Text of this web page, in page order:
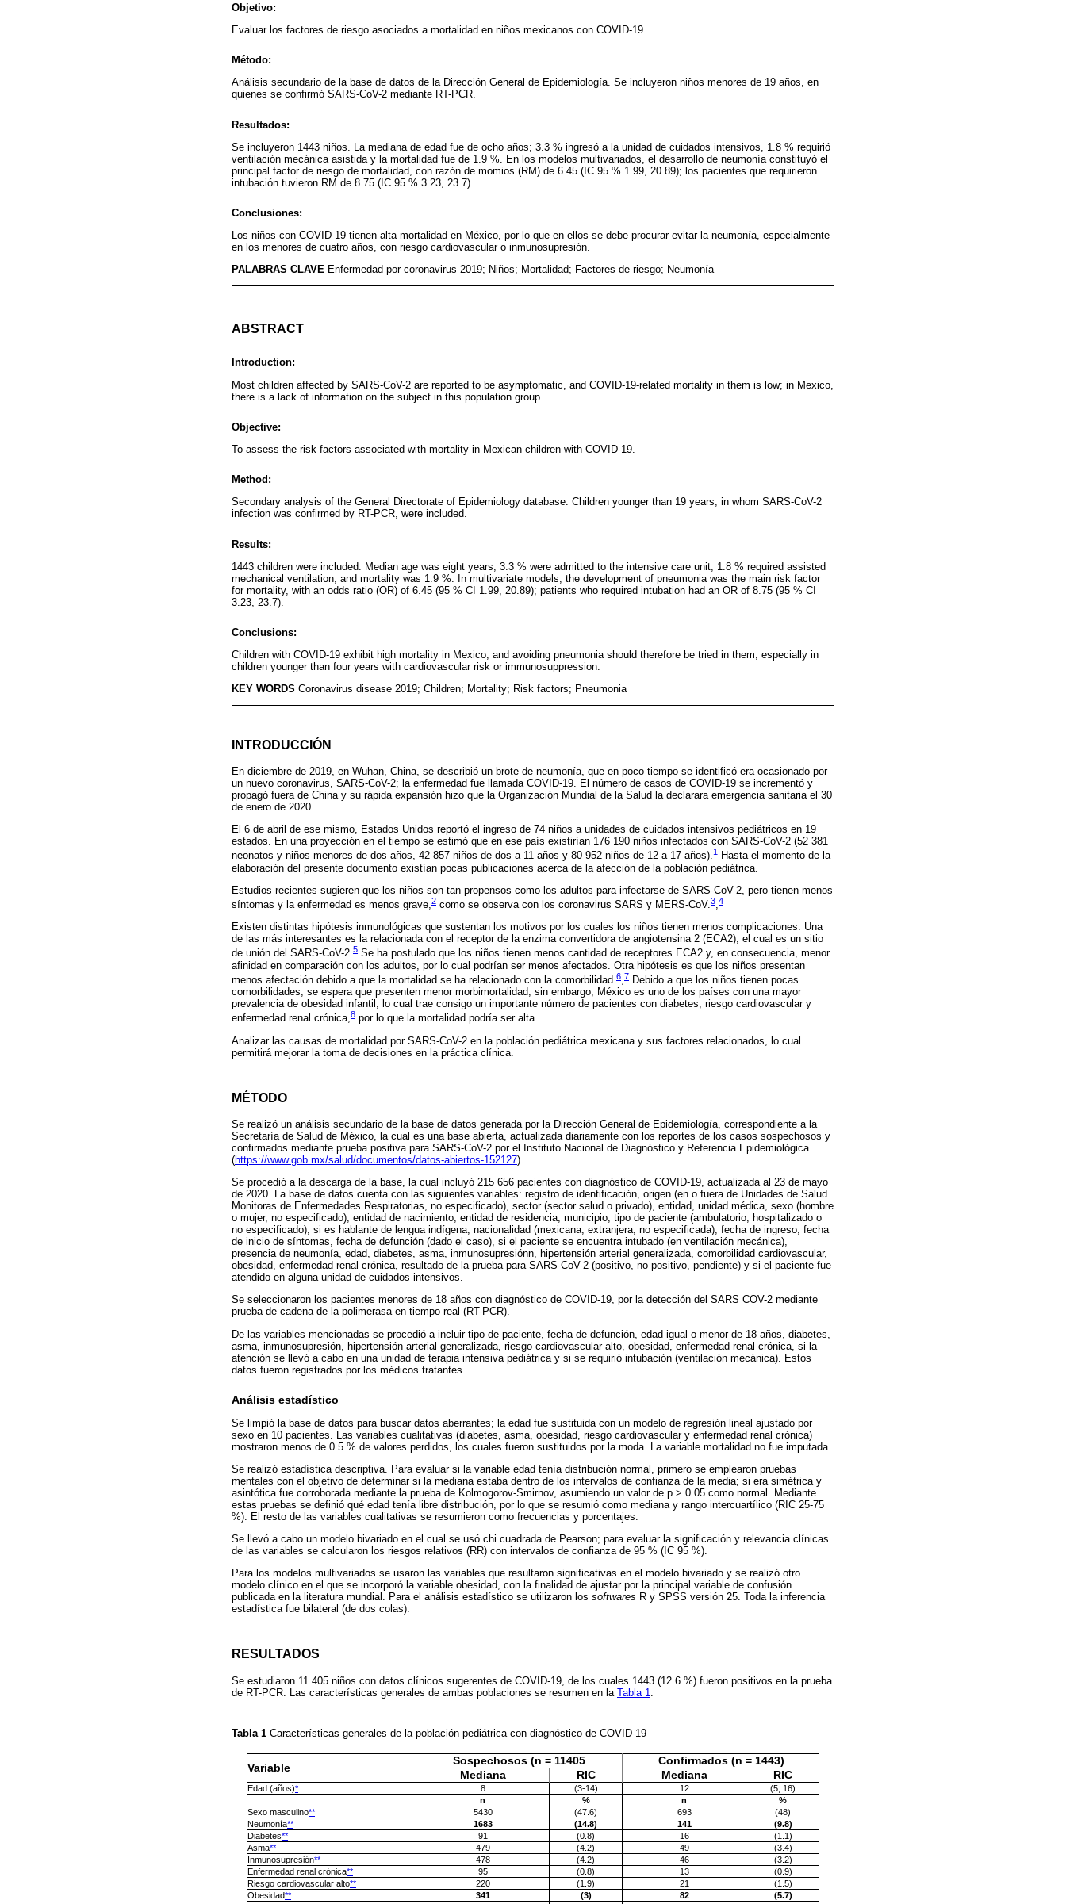
Objetivo:
Evaluar los factores de riesgo asociados a mortalidad en niños mexicanos con COVID-19.
Método:
Análisis secundario de la base de datos de la Dirección General de Epidemiología. Se incluyeron niños menores de 19 años, en
quienes se confirmó SARS-CoV-2 mediante RT-PCR.
Resultados:
Se incluyeron 1443 niños. La mediana de edad fue de ocho años; 3.3 % ingresó a la unidad de cuidados intensivos, 1.8 % requirió
ventilación mecánica asistida y la mortalidad fue de 1.9 %. En los modelos multivariados, el desarrollo de neumonía constituyó el
principal factor de riesgo de mortalidad, con razón de momios (RM) de 6.45 (IC 95 % 1.99, 20.89); los pacientes que requirieron
intubación tuvieron RM de 8.75 (IC 95 % 3.23, 23.7).
Conclusiones:
Los niños con COVID 19 tienen alta mortalidad en México, por lo que en ellos se debe procurar evitar la neumonía, especialmente
en los menores de cuatro años, con riesgo cardiovascular o inmunosupresión.
PALABRAS CLAVE Enfermedad por coronavirus 2019; Niños; Mortalidad; Factores de riesgo; Neumonía
ABSTRACT
Introduction:
Most children affected by SARS-CoV-2 are reported to be asymptomatic, and COVID-19-related mortality in them is low; in Mexico,
there is a lack of information on the subject in this population group.
Objective:
To assess the risk factors associated with mortality in Mexican children with COVID-19.
Method:
Secondary analysis of the General Directorate of Epidemiology database. Children younger than 19 years, in whom SARS-CoV-2
infection was confirmed by RT-PCR, were included.
Results:
1443 children were included. Median age was eight years; 3.3 % were admitted to the intensive care unit, 1.8 % required assisted
mechanical ventilation, and mortality was 1.9 %. In multivariate models, the development of pneumonia was the main risk factor
for mortality, with an odds ratio (OR) of 6.45 (95 % CI 1.99, 20.89); patients who required intubation had an OR of 8.75 (95 % CI
3.23, 23.7).
Conclusions:
Children with COVID-19 exhibit high mortality in Mexico, and avoiding pneumonia should therefore be tried in them, especially in
children younger than four years with cardiovascular risk or immunosuppression.
KEY WORDS Coronavirus disease 2019; Children; Mortality; Risk factors; Pneumonia
INTRODUCCIÓN
En diciembre de 2019, en Wuhan, China, se describió un brote de neumonía, que en poco tiempo se identificó era ocasionado por
un nuevo coronavirus, SARS-CoV-2; la enfermedad fue llamada COVID-19. El número de casos de COVID-19 se incrementó y
propagó fuera de China y su rápida expansión hizo que la Organización Mundial de la Salud la declarara emergencia sanitaria el 30
de enero de 2020.
El 6 de abril de ese mismo, Estados Unidos reportó el ingreso de 74 niños a unidades de cuidados intensivos pediátricos en 19
estados. En una proyección en el tiempo se estimó que en ese país existirían 176 190 niños infectados con SARS-CoV-2 (52 381
neonatos y niños menores de dos años, 42 857 niños de dos a 11 años y 80 952 niños de 12 a 17 años).1
Hasta el momento de la
elaboración del presente documento existían pocas publicaciones acerca de la afección de la población pediátrica.
Estudios recientes sugieren que los niños son tan propensos como los adultos para infectarse de SARS-CoV-2, pero tienen menos
síntomas y la enfermedad es menos grave,2 como se observa con los coronavirus SARS y MERS-CoV.3,4
Existen distintas hipótesis inmunológicas que sustentan los motivos por los cuales los niños tienen menos complicaciones. Una
de las más interesantes es la relacionada con el receptor de la enzima convertidora de angiotensina 2 (ECA2), el cual es un sitio
de unión del SARS-CoV-2.5 Se ha postulado que los niños tienen menos cantidad de receptores ECA2 y, en consecuencia, menor
afinidad en comparación con los adultos, por lo cual podrían ser menos afectados. Otra hipótesis es que los niños presentan
menos afectación debido a que la mortalidad se ha relacionado con la comorbilidad.6,7 Debido a que los niños tienen pocas
comorbilidades, se espera que presenten menor morbimortalidad; sin embargo, México es uno de los países con una mayor
prevalencia de obesidad infantil, lo cual trae consigo un importante número de pacientes con diabetes, riesgo cardiovascular y
enfermedad renal crónica,8 por lo que la mortalidad podría ser alta.
Analizar las causas de mortalidad por SARS-CoV-2 en la población pediátrica mexicana y sus factores relacionados, lo cual
permitirá mejorar la toma de decisiones en la práctica clínica.
MÉTODO
Se realizó un análisis secundario de la base de datos generada por la Dirección General de Epidemiología, correspondiente a la
Secretaría de Salud de México, la cual es una base abierta, actualizada diariamente con los reportes de los casos sospechosos y
confirmados mediante prueba positiva para SARS-CoV-2 por el Instituto Nacional de Diagnóstico y Referencia Epidemiológica
(https://www.gob.mx/salud/documentos/datos-abiertos-152127).
Se procedió a la descarga de la base, la cual incluyó 215 656 pacientes con diagnóstico de COVID-19, actualizada al 23 de mayo
de 2020. La base de datos cuenta con las siguientes variables: registro de identificación, origen (en o fuera de Unidades de Salud
Monitoras de Enfermedades Respiratorias, no especificado), sector (sector salud o privado), entidad, unidad médica, sexo (hombre
o mujer, no especificado), entidad de nacimiento, entidad de residencia, municipio, tipo de paciente (ambulatorio, hospitalizado o
no especificado), si es hablante de lengua indígena, nacionalidad (mexicana, extranjera, no especificada), fecha de ingreso, fecha
de inicio de síntomas, fecha de defunción (dado el caso), si el paciente se encuentra intubado (en ventilación mecánica),
presencia de neumonía, edad, diabetes, asma, inmunosupresiónn, hipertensión arterial generalizada, comorbilidad cardiovascular,
obesidad, enfermedad renal crónica, resultado de la prueba para SARS-CoV-2 (positivo, no positivo, pendiente) y si el paciente fue
atendido en alguna unidad de cuidados intensivos.
Se seleccionaron los pacientes menores de 18 años con diagnóstico de COVID-19, por la detección del SARS COV-2 mediante
prueba de cadena de la polimerasa en tiempo real (RT-PCR).
De las variables mencionadas se procedió a incluir tipo de paciente, fecha de defunción, edad igual o menor de 18 años, diabetes,
asma, inmunosupresión, hipertensión arterial generalizada, riesgo cardiovascular alto, obesidad, enfermedad renal crónica, si la
atención se llevó a cabo en una unidad de terapia intensiva pediátrica y si se requirió intubación (ventilación mecánica). Estos
datos fueron registrados por los médicos tratantes.
Análisis estadístico
Se limpió la base de datos para buscar datos aberrantes; la edad fue sustituida con un modelo de regresión lineal ajustado por
sexo en 10 pacientes. Las variables cualitativas (diabetes, asma, obesidad, riesgo cardiovascular y enfermedad renal crónica)
mostraron menos de 0.5 % de valores perdidos, los cuales fueron sustituidos por la moda. La variable mortalidad no fue imputada.
Se realizó estadística descriptiva. Para evaluar si la variable edad tenía distribución normal, primero se emplearon pruebas
mentales con el objetivo de determinar si la mediana estaba dentro de los intervalos de confianza de la media; si era simétrica y
asintótica fue corroborada mediante la prueba de Kolmogorov-Smirnov, asumiendo un valor de p > 0.05 como normal. Mediante
estas pruebas se definió qué edad tenía libre distribución, por lo que se resumió como mediana y rango intercuartílico (RIC 25-75
%). El resto de las variables cualitativas se resumieron como frecuencias y porcentajes.
Se llevó a cabo un modelo bivariado en el cual se usó chi cuadrada de Pearson; para evaluar la significación y relevancia clínicas
de las variables se calcularon los riesgos relativos (RR) con intervalos de confianza de 95 % (IC 95 %).
Para los modelos multivariados se usaron las variables que resultaron significativas en el modelo bivariado y se realizó otro
modelo clínico en el que se incorporó la variable obesidad, con la finalidad de ajustar por la principal variable de confusión
publicada en la literatura mundial. Para el análisis estadístico se utilizaron los softwares R y SPSS versión 25. Toda la inferencia
estadística fue bilateral (de dos colas).
RESULTADOS
Se estudiaron 11 405 niños con datos clínicos sugerentes de COVID-19, de los cuales 1443 (12.6 %) fueron positivos en la prueba
de RT-PCR. Las características generales de ambas poblaciones se resumen en la Tabla 1
Tabla 1 Características generales de la población pediátrica con diagnóstico de COVID-19
Variable
Sospechosos (n = 11405
Confirmados (n = 1443)
Mediana
RIC Mediana RIC
Edad (años)* 8 (3-14) 12
(5, 16)
n
% n
%
Sexo masculino** 5430 (47.6) 693
(48)
Neumonía** 1683 (14.8) 141
(9.8)
Diabetes** 91 (0.8) 16
(1.1)
Asma** 479 (4.2) 49
(3.4)
Inmunosupresión** 478 (4.2) 46
(3.2)
Enfermedad renal crónica** 95 (0.8) 13
(0.9)
Riesgo cardiovascular alto** 220 (1.9) 21
(1.5)
Obesidad** 341 (3) 82 (5.7)